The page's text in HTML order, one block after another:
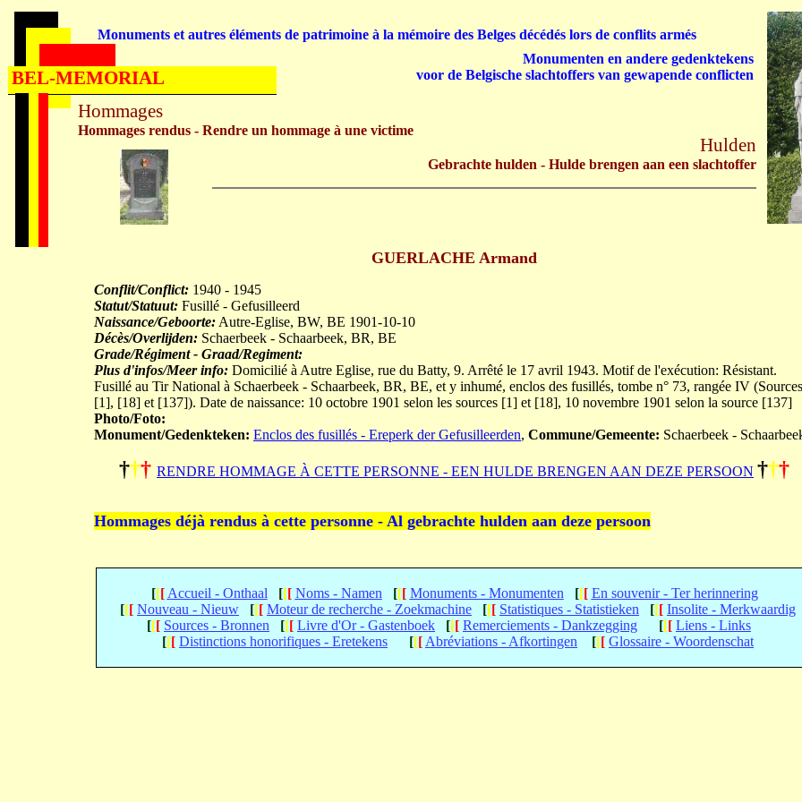
GUERLACHE Armand
Conflit/Conflict: 1940 - 1945
Statut/Statuut: Fusillé - Gefusilleerd
Naissance/Geboorte: Autre-Eglise, BW, BE 1901-10-10
Décès/Overlijden: Schaerbeek - Schaarbeek, BR, BE
Grade/Régiment - Graad/Regiment:
Plus d'infos/Meer info: Domicilié à Autre Eglise, rue du Batty, 9. Arrêté le 17 avril 1943. Motif de l'exécution: Résistant.
Fusillé au Tir National à Schaerbeek - Schaarbeek, BR, BE, et y inhumé, enclos des fusillés, tombe n° 73, rangée IV (Sources
[1], [18] et [137]). Date de naissance: 10 octobre 1901 selon les sources [1] et [18], 10 novembre 1901 selon la source [137]
Photo/Foto:
Monument/Gedenkteken: Enclos des fusillés - Ereperk der Gefusilleerden, Commune/Gemeente: Schaerbeek -
††† RENDRE HOMMAGE À CETTE PERSONNE - EEN HULDE BRENGEN AAN DEZE PERSOON †††
Hommages déjà rendus à cette personne - Al gebrachte hulden aan deze persoon
[[[ Accueil - Onthaal [[[ Noms - Namen [[[ Monuments - Monumenten [[[ En souvenir - Ter herinnering
[[[ Nouveau - Nieuw [[[ Moteur de recherche - Zoekmachine [[[ Statistiques - Statistieken [[[ Insolite - Merkwaardig
[[[ Sources - Bronnen [[[ Livre d'Or - Gastenboek [[[ Remerciements - Dankzegging [[[ Liens - Links
[[[ Distinctions honorifiques - Eretekens [[[ Abréviations - Afkortingen [[[ Glossaire - Woordenschat
Hommages
Hommages rendus - Rendre un hommage à une victime
Hulden
Gebrachte hulden - Hulde brengen aan een slachtoffer
Monuments et autres éléments de patrimoine à la mémoire des Belges décédés lors de conflits armés
Monumenten en andere gedenktekens
voor de Belgische slachtoffers van gewapende conflicten
BEL-MEMORIAL